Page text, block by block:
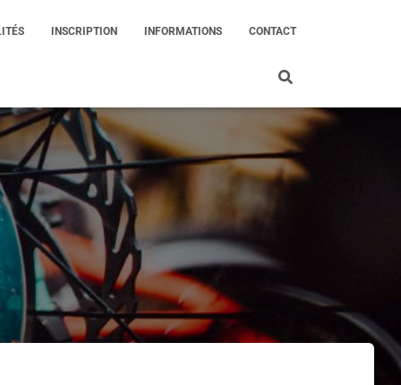
INSCRIPTION INFORMATIONS CONTACT